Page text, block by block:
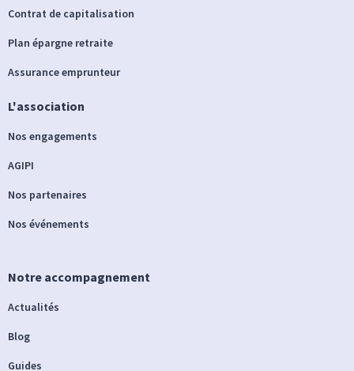
Contrat de capitalisation
Plan épargne retraite
Assurance emprunteur
L'association
Nos engagements
AGIPI
Nos partenaires
Nos événements
Notre accompagnement
Actualités
Blog
Guides